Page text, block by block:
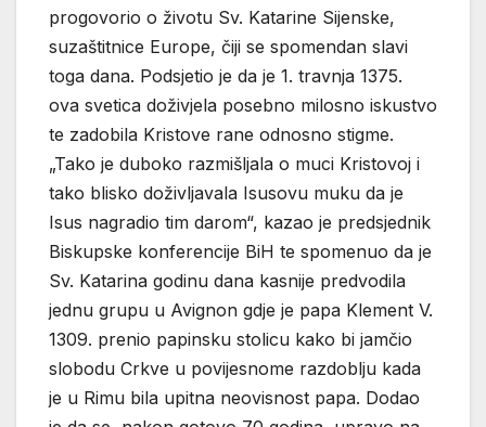
progovorio o životu Sv. Katarine Sijenske,
suzaštitnice Europe, čiji se spomendan slavi
toga dana. Podsjetio je da je 1. travnja 1375.
ova svetica doživjela posebno milosno iskustvo
te zadobila Kristove rane odnosno stigme.
„Tako je duboko razmišljala o muci Kristovoj i
tako blisko doživljavala Isusovu muku da je
Isus nagradio tim darom“, kazao je predsjednik
Biskupske konferencije BiH te spomenuo da je
Sv. Katarina godinu dana kasnije predvodila
jednu grupu u Avignon gdje je papa Klement V.
1309. prenio papinsku stolicu kako bi jamčio
slobodu Crkve u povijesnome razdoblju kada
je u Rimu bila upitna neovisnost papa. Dodao